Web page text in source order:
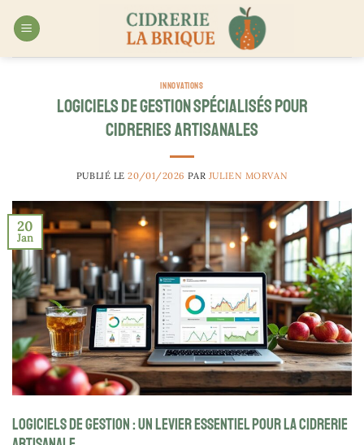
INNOVATIONS
Logiciels de gestion spécialisés pour
cidreries artisanales
PUBLIÉ LE20/01/2026 PAR JULIEN MORVAN
20
Jan
Logiciels de gestion : un levier essentiel pour la cidrerie